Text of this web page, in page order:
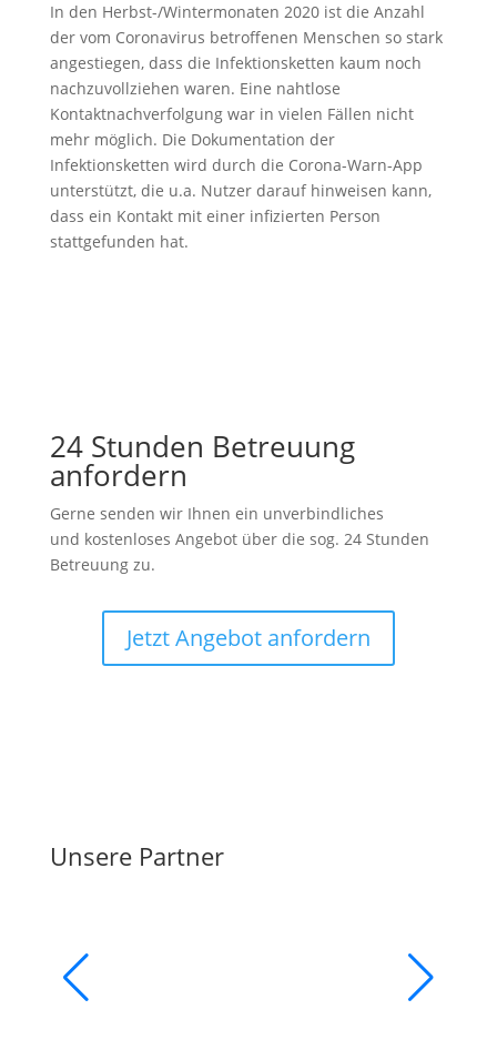
In den Herbst-/Wintermonaten 2020 ist die Anzahl
der vom Coronavirus betroffenen Menschen so stark
angestiegen, dass die Infektionsketten kaum noch
nachzuvollziehen waren. Eine nahtlose
Kontaktnachverfolgung war in vielen Fällen nicht
mehr möglich. Die Dokumentation der
Infektionsketten wird durch die Corona-Warn-App
unterstützt, die u.a. Nutzer darauf hinweisen kann,
dass ein Kontakt mit einer infizierten Person
stattgefunden hat.
24 Stunden Betreuung
anfordern
Gerne senden wir Ihnen ein unverbindliches
und kostenloses Angebot über die sog. 24 Stunden
Betreuung zu.
Jetzt Angebot anfordern
Unsere Partner